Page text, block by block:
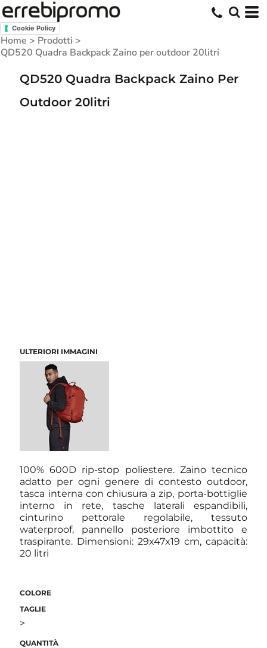
Cookie Policy
Home > Prodotti >
QD520 Quadra Backpack Zaino per outdoor 20litri
QD520 Quadra Backpack Zaino Per
Outdoor 20litri
ULTERIORI IMMAGINI
100% 600D rip-stop poliestere. Zaino tecnico
adatto per ogni genere di contesto outdoor,
tasca interna con chiusura a zip, porta-bottiglie
interno in rete, tasche laterali espandibili,
cinturino pettorale regolabile, tessuto
waterproof, pannello posteriore imbottito e
traspirante. Dimensioni: 29x47x19 cm, capacità:
20 litri
COLORE
TAGLIE
>
QUANTITÀ